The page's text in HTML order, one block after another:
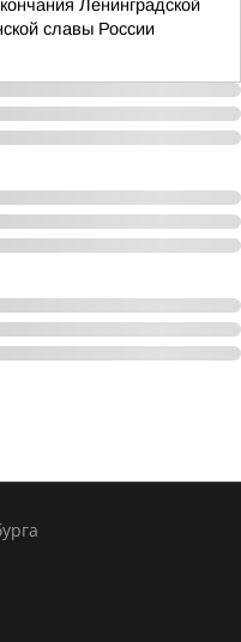
Ленинградской
славы России